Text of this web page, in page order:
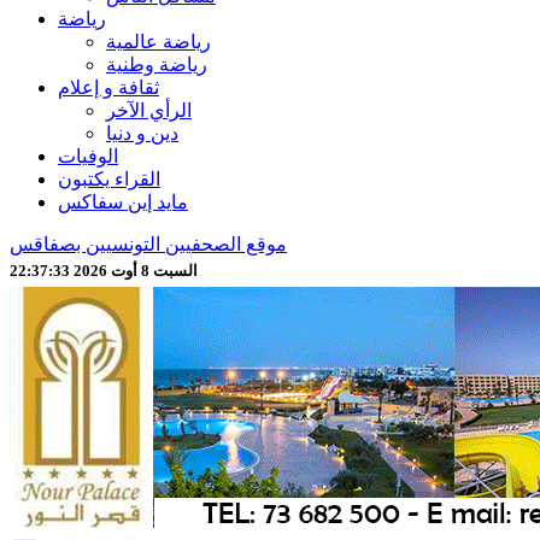
رياضة
رياضة عالمية
رياضة وطنية
ثقافة و إعلام
الرأي الآخر
دين و دنيا
الوفيات
القراء يكتبون
مايد إين سفاكس
موقع الصحفيين التونسيين بصفاقس
السبت 8 أوت 2026 22:37:36